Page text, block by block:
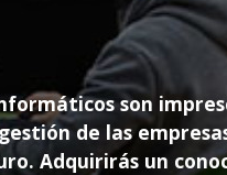
son
de las
Adquirirás un